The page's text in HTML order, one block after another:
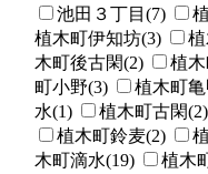
池田３丁目(7)
植木町伊知坊(3)
木町後古閑(2)
植
町小野(3)
植木町
水(1)
植木町古閑(2)
植木町鈴麦(2)
木町滴水(19)
植木